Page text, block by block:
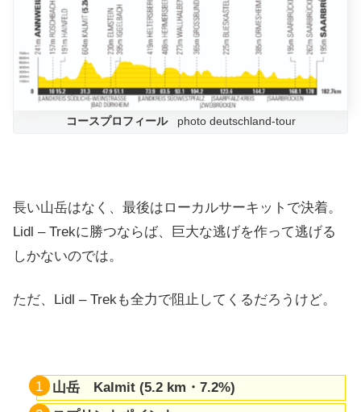
コースプロフィールphoto deutschland-tour
長い山岳はなく、最後はローカルサーキットで決着。
Lidl – Trekに勝つならば、巨大な逃げを作って逃げる
しかないのでは。
ただ、Lidl – Trekも全力で阻止してくるだろうけど。
山岳 Kalmit (5.2 km・7.2%)